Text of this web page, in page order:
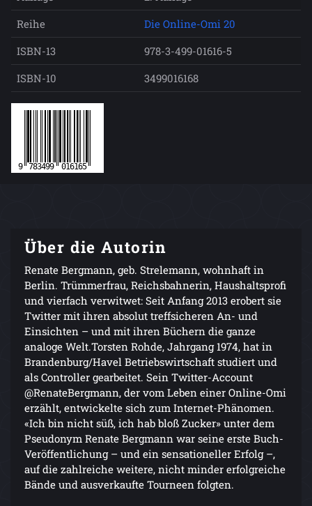
Reihe
Die Online-Omi 20
ISBN-13
978-3-499-01616-5
ISBN-10
3499016168
Über die Autorin
Renate Bergmann, geb. Strelemann, wohnhaft in
Berlin. Trümmerfrau, Reichsbahnerin, Haushaltsprofi
und vierfach verwitwet: Seit Anfang 2013 erobert sie
Twitter mit ihren absolut treffsicheren An- und
Einsichten – und mit ihren Büchern die ganze
analoge Welt.Torsten Rohde, Jahrgang 1974, hat in
Brandenburg/Havel Betriebswirtschaft studiert und
als Controller gearbeitet. Sein Twitter-Account
@RenateBergmann, der vom Leben einer Online-Omi
erzählt, entwickelte sich zum Internet-Phänomen.
«Ich bin nicht süß, ich hab bloß Zucker» unter dem
Pseudonym Renate Bergmann war seine erste Buch-
Veröffentlichung – und ein sensationeller Erfolg –,
auf die zahlreiche weitere, nicht minder erfolgreiche
Bände und ausverkaufte Tourneen folgten.